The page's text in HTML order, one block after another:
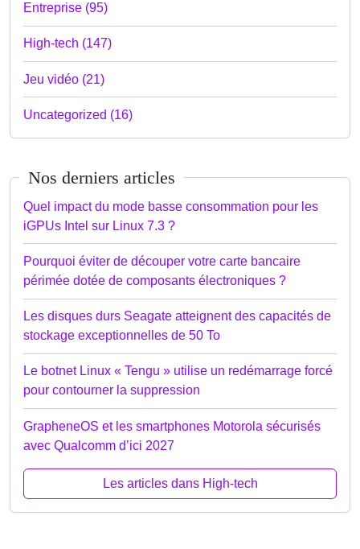
Entreprise (95)
High-tech (147)
Jeu vidéo (21)
Uncategorized (16)
Nos derniers articles
Quel impact du mode basse consommation pour les
iGPUs Intel sur Linux 7.3 ?
Pourquoi éviter de découper votre carte bancaire
périmée dotée de composants électroniques ?
Les disques durs Seagate atteignent des capacités de
stockage exceptionnelles de 50 To
Le botnet Linux « Tengu » utilise un redémarrage forcé
pour contourner la suppression
GrapheneOS et les smartphones Motorola sécurisés
avec Qualcomm d’ici 2027
Les articles dans High-tech